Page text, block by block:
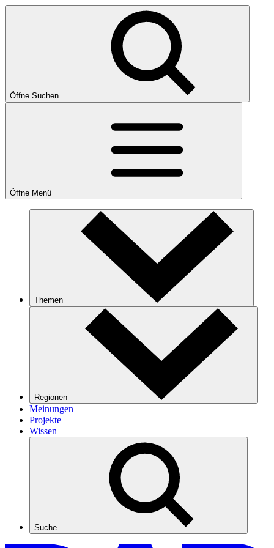
Öffne Suchen
Öffne Menü
Themen
Regionen
Meinungen
Projekte
Wissen
Suche